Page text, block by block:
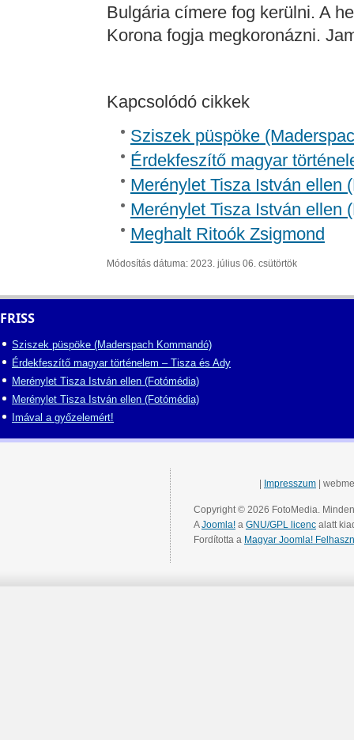
Bulgária címere fog kerülni. A
Korona fogja megkoronázni.
Kapcsolódó cikkek
Sziszek püspöke
Érdekfeszítő magyar
Merénylet Tisza István ellen
Merénylet Tisza István ellen
Meghalt Ritoók Zsigmond
Módosítás dátuma: 2023. július 06. csütörtök
FRISS
Sziszek püspöke (Maderspach Kommandó)
Érdekfeszítő magyar történelem – Tisza és Ady
Merénylet Tisza István ellen (Fotómédia)
Merénylet Tisza István ellen (Fotómédia)
Imával a győzelemért!
Impresszum |
Copyright © 2026 FotoMedia.
AJoomla! a GNU/GPL licenc alatt
Fordította a Magyar Joomla!